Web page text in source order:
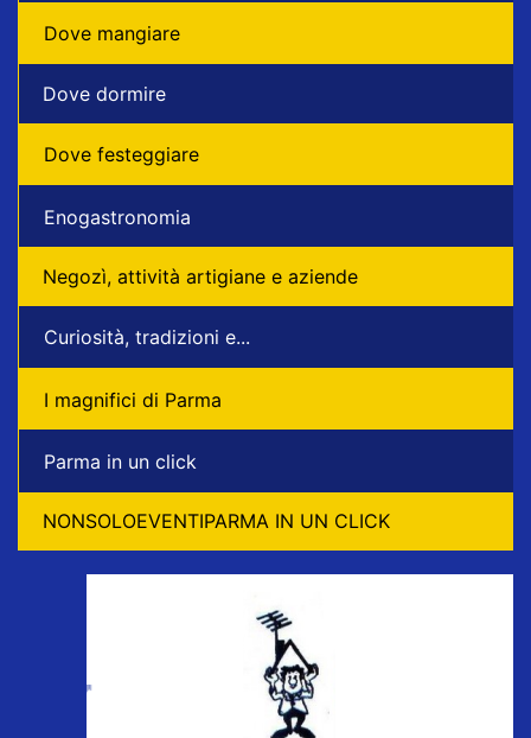
Dove mangiare
Dove dormire
Dove festeggiare
Enogastronomia
Negozì, attività artigiane e aziende
Curiosità, tradizioni e...
I magnifici di Parma
Parma in un click
NONSOLOEVENTIPARMA IN UN CLICK